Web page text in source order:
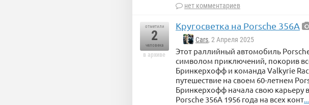
нет комментариев
отметили
2
человека
в архиве
Кругосветка на Porsche 356A
Cars, 2 Апреля 2025
Этот раллийный автомобиль
символом приключений, покорив
Бринкерхофф и команда Valkyrie
путешествие на своем 60-летнем
Бринкерхофф начала свою карьеру
Porsche 356A 1956 года на всех конт...